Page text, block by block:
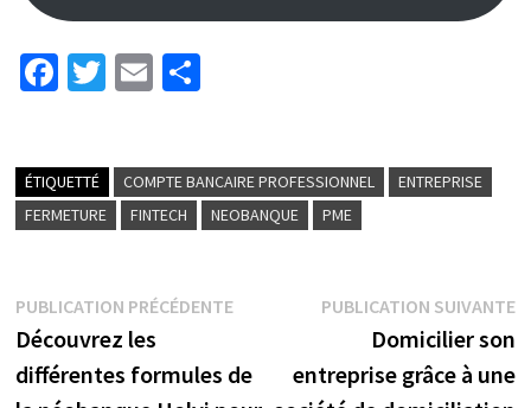
Fa
o
o
T
er
E
l
P
ge
r
ÉTIQUETTÉ COMPTE BANCAIRE PROFESSIONNEL
ENTREPRISE
FERMETURE
FINTECH NEOBANQUE PME
PUBLICATION PRÉCÉDENTE
Découvrez les
différentes formules de
PUBLICATION SUIVANTE
Domicilier son
entreprise grâce à une